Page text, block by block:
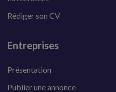
Rédiger son CV
Entreprises
Présentation
Publier une annonce